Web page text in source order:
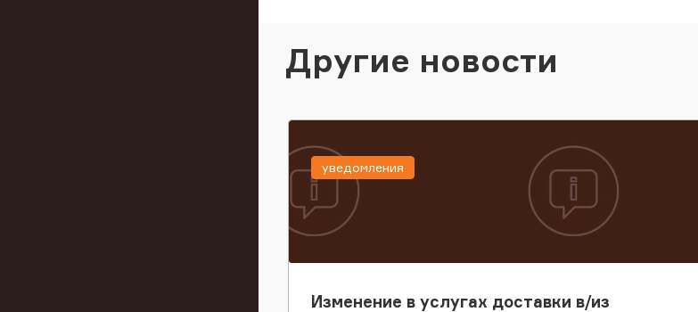
Другие новости
Изменение в услугах доставки в/из
уведомления